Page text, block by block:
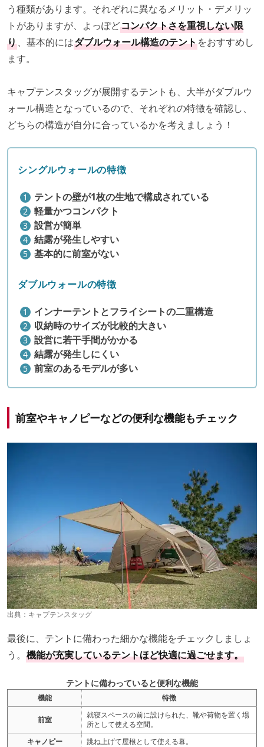
う種類があります。それぞれに異なるメリット・デメリッ
トがありますが、よっぽどコンパクトさを重視しない限
り、基本的にはダブルウォール構造のテントをおすすめし
ます。
キャプテンスタッグが展開するテントも、大半がダブルウ
ォール構造となっているので、それぞれの特徴を確認し、
どちらの構造が自分に合っているかを考えましょう！
シングルウォールの特徴
テントの壁が1枚の生地で構成されている
軽量かつコンパクト
設営が簡単
結露が発生しやすい
基本的に前室がない
ダブルウォールの特徴
インナーテントとフライシートの二重構造
収納時のサイズが比較的大きい
設営に若干手間がかかる
結露が発生しにくい
前室のあるモデルが多い
前室やキャノピーなどの便利な機能もチェック
出典： キャプテンスタッグ
最後に、テントに備わった細かな機能をチェックしましょ
う。 機能が充実しているテントほど快適に過ごせます。
テントに備わっていると便利な機能
機能 特徴
前室
就寝スペースの前に設けられた、靴や荷物を置く場
所として使える空間。
キャノピー
跳ね上げて屋根として使える幕。